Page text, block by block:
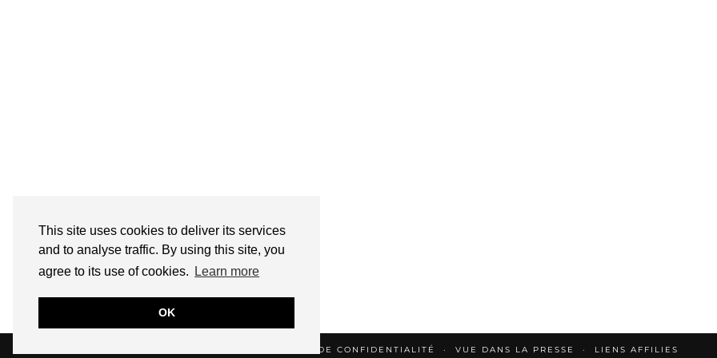
This site uses cookies to deliver its services
and to analyse traffic. By using this site, you
agree to its use of cookies.
Learn more
OK
POLITIQUE DE CONFIDENTIALITÉ VUE DANS LA PRESSE LIENS AFFILIES